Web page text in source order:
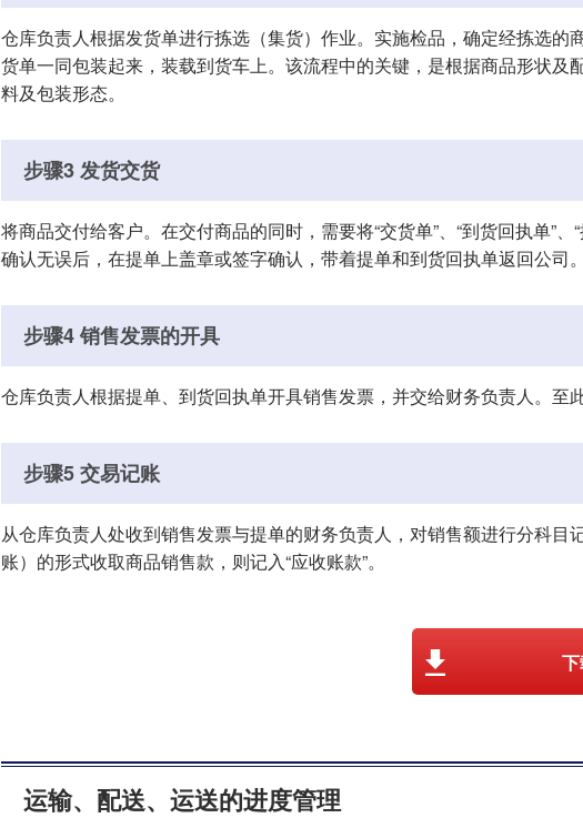
仓库负责人根据发货单进行拣选（集货）作业。实施检品，确定经拣选的
货单一同包装起来，装载到货车上。该流程中的关键，是根据商品形状及
料及包装形态。
步骤3 发货交货
将商品交付给客户。在交付商品的同时，需要将“交货单”、“到货回执单”、
确认无误后，在提单上盖章或签字确认，带着提单和到货回执单返回公司。
步骤4 销售发票的开具
仓库负责人根据提单、到货回执单开具销售发票，并交给财务负责人。至
步骤5 交易记账
从仓库负责人处收到销售发票与提单的财务负责人，对销售额进行分科目
账）的形式收取商品销售款，则记入“应收账款”。
运输、配送、运送的进度管理